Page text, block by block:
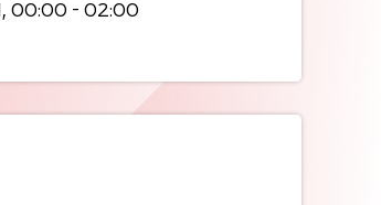
00:00 - 02:00